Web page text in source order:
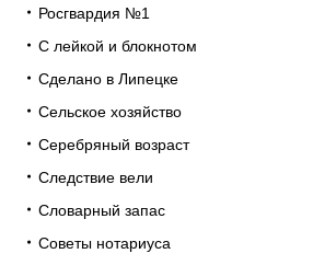
Росгвардия №1
С лейкой и блокнотом
Сделано в Липецке
Сельское хозяйство
Серебряный возраст
Следствие вели
Словарный запас
Советы нотариуса